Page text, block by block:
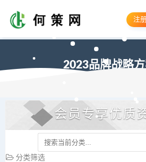
注
2023品牌战略
会员专享优质
分类筛选